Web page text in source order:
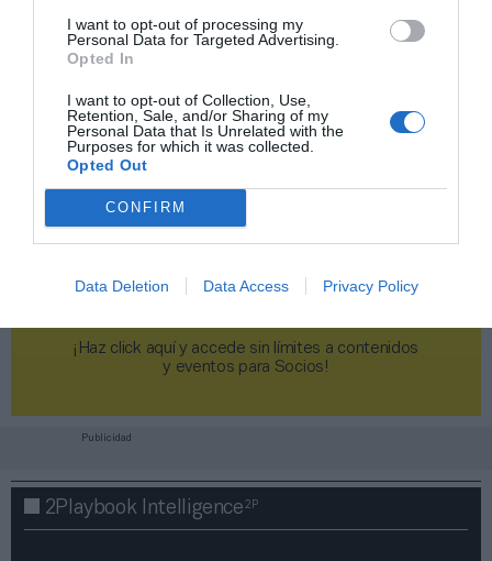
I want to opt-out of processing my
Personal Data for Targeted Advertising.
Opted In
I want to opt-out of Collection, Use,
Retention, Sale, and/or Sharing of my
Personal Data that Is Unrelated with the
Purposes for which it was collected.
Opted Out
CONFIRM
Data Deletion Data Access Privacy Policy
¡Haz click aquí y accede sin límites a contenidos
y eventos para Socios!​​​​​​​
Publicidad
2Playbook Intelligence2P